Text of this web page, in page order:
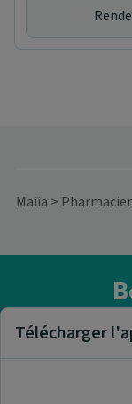
Maiia >
Visitez notre
Télécharger